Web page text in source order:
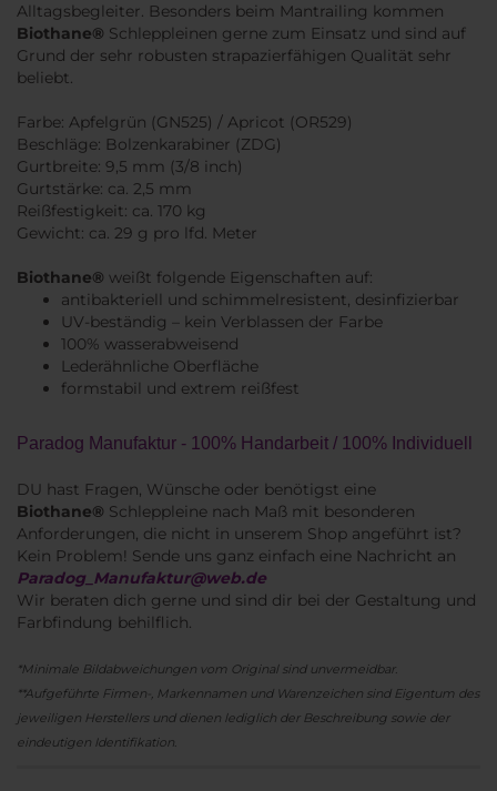
Alltagsbegleiter. Besonders beim Mantrailing kommen
Biothane® Schleppleinen gerne zum Einsatz und sind auf
Grund der sehr robusten strapazierfähigen Qualität sehr
beliebt.
Farbe: Apfelgrün (GN525) / Apricot (OR529)
Beschläge: Bolzenkarabiner (ZDG)
Gurtbreite: 9,5 mm (3/8 inch)
Gurtstärke: ca. 2,5 mm
Reißfestigkeit: ca. 170 kg
Gewicht: ca. 29 g pro lfd. Meter
Biothane® weißt folgende Eigenschaften auf:
antibakteriell und schimmelresistent, desinfizierbar
UV-beständig – kein Verblassen der Farbe
100% wasserabweisend
Lederähnliche Oberfläche
formstabil und extrem reißfest
Paradog Manufaktur - 100% Handarbeit / 100% Individuell
DU hast Fragen, Wünsche oder benötigst eine
Biothane® Schleppleine nach Maß mit besonderen
Anforderungen, die nicht in unserem Shop angeführt ist?
Kein Problem! Sende uns ganz einfach eine Nachricht an
Paradog_Manufaktur@web.de
Wir beraten dich gerne und sind dir bei der Gestaltung und
Farbfindung behilflich.
*Minimale Bildabweichungen vom Original sind unvermeidbar.
**Aufgeführte Firmen-, Markennamen und Warenzeichen sind Eigentum des
jeweiligen Herstellers und dienen lediglich der Beschreibung sowie der
eindeutigen Identifikation.